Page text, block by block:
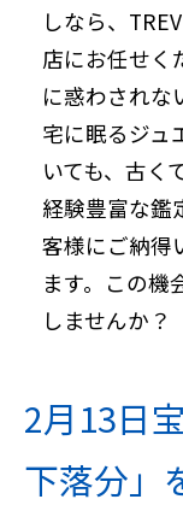
しなら、
店にお任せく
に惑わされな
宅に眠るジュ
いても、古く
経験豊富な鑑
客様にご納得
ます。この機
しませんか？
2月13日
下落分」